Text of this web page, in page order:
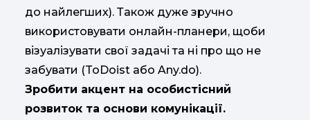
до найлегших). Також дуже зручно
використовувати онлайн-планери, щоби
візуалізувати свої задачі та ні про що не
забувати (ToDoist або Any.do).
Зробити акцент на особистісний
розвиток та основи комунікації.